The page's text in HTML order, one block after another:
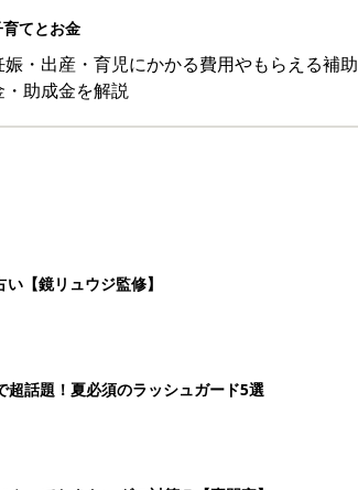
てとお金
娠・出産・育児にかかる費用やもらえる補助
・助成金を解説
【鏡リュウジ監修】
話題！夏必須のラッシュガード5選